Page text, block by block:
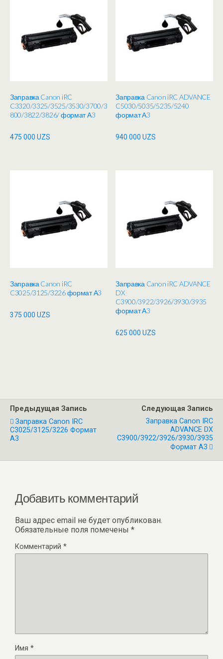
Заправка Canon iRC
C3320/3325/3525/3530/3700/3
800/3822/3826/ формат А3
475 000 UZS
Заправка Canon iRC ADVANCE
C5030/5035/5235/5240
формат А3
940 000UZS
Заправка Canon iRC
C3025/3125/3226 формат А3
375 000 UZS
Заправка Canon iRC ADVANCE
DX
C3900/3922/3926/3930/3935
формат А3
625 000UZS
Предыдущая Запись
Заправка Canon IRC
C3025/3125/3226 Формат
А3
Следующая Запись
Заправка Canon IRC
ADVANCE DX
C3900/3922/3926/3930/3935
Формат А3
Добавить комментарий
Ваш адрес email не будет опубликован.
Обязательные поля помечены *
Комментарий *
Имя *